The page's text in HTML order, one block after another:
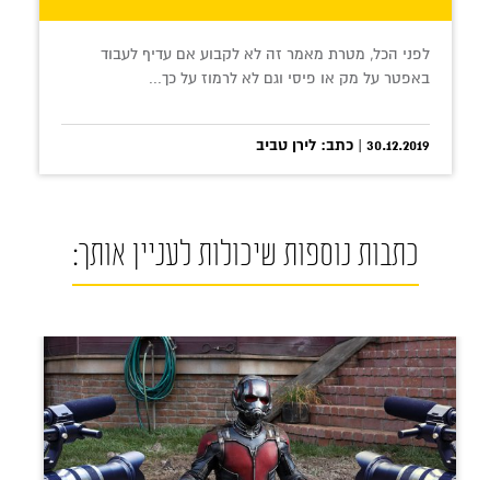
לפני הכל, מטרת מאמר זה לא לקבוע אם עדיף לעבוד
באפטר על מק או פיסי וגם לא לרמוז על כך...
30.12.2019 | כתב: לירן טביב
כתבות נוספות שיכולות לעניין אותך: